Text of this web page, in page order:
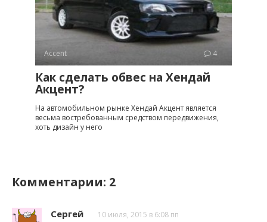
Accent 4
Как сделать обвес на Хендай
Акцент?
На автомобильном рынке Хендай Акцент является
весьма востребованным средством передвижения,
хоть дизайн у него
Комментарии: 2
Сергей 10 июля, 2015 в 6:08 пп